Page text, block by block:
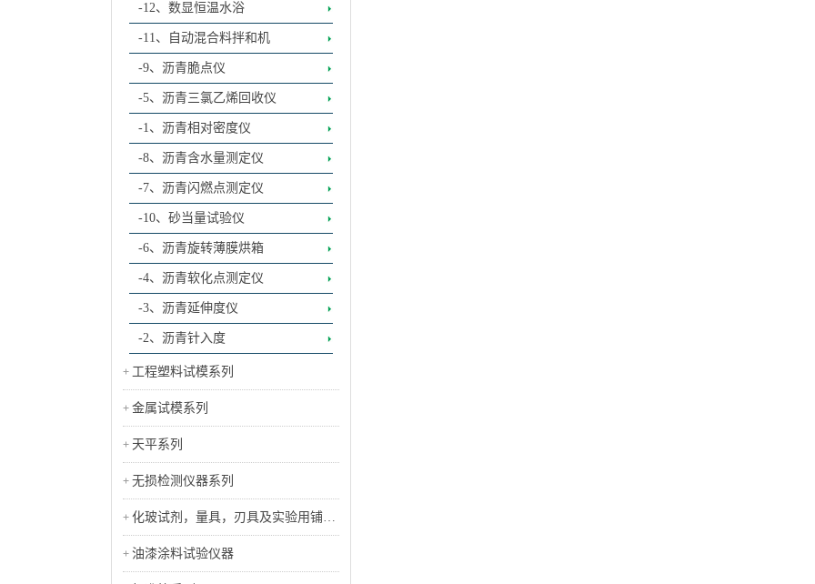
-12、数显恒温水浴
-11、自动混合料拌和机
-9、沥青脆点仪
-5、沥青三氯乙烯回收仪
-1、沥青相对密度仪
-8、沥青含水量测定仪
-7、沥青闪燃点测定仪
-10、砂当量试验仪
-6、沥青旋转薄膜烘箱
-4、沥青软化点测定仪
-3、沥青延伸度仪
-2、沥青针入度
工程塑料试模系列
金属试模系列
天平系列
无损检测仪器系列
化玻试剂，量具，刃具及实验用铺助
工具类
油漆涂料试验仪器